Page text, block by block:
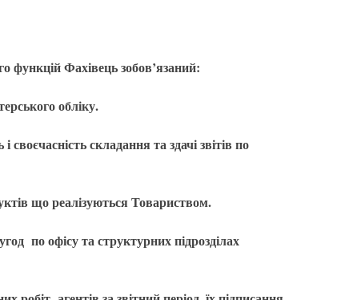
функцій Фахівець зобов’язаний:
обліку.
складання та здачі звітів по
що реалізуються Товариством.
по офісу та структурних підрозділах